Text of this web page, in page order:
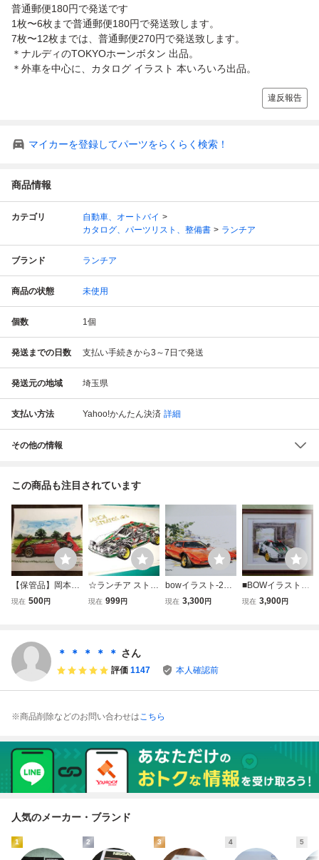
普通郵便180円で発送です
1枚〜6枚まで普通郵便180円で発送致します。
7枚〜12枚までは、普通郵便270円で発送致します。
＊ナルディのTOKYOホーンボタン 出品。
＊外車を中心に、カタログ イラスト 本いろいろ出品。
違反報告
マイカーを登録してパーツをらくらく検索！
商品情報
カテゴリ
自動車、オートバイ
カタログ、パーツリスト、整備書
ランチア
ブランド ランチア
商品の状態 未使用
個数 1個
発送までの日数 支払い手続きから3～7日で発送
発送元の地域 埼玉県
支払い方法 Yahoo!かんたん決済 詳細
その他の情報
この商品も注目されています
【保管品】岡本正
樹イラスト ポスタ
420×360mm
現在 500円
☆ランチア ストラ
トス イラスト★N
S★A4サイズ★
現在 999円
bowイラスト-219/
ランチャ ストラト
枚
現在 3,300円
■BOWイラスト額
■ランチアストラ
現在 3,900円
＊ ＊ ＊ ＊ ＊ さん
評価 1147 本人確認前
※商品削除などのお問い合わせはこちら
人気のメーカー・ブランド
1 2 3 4 5